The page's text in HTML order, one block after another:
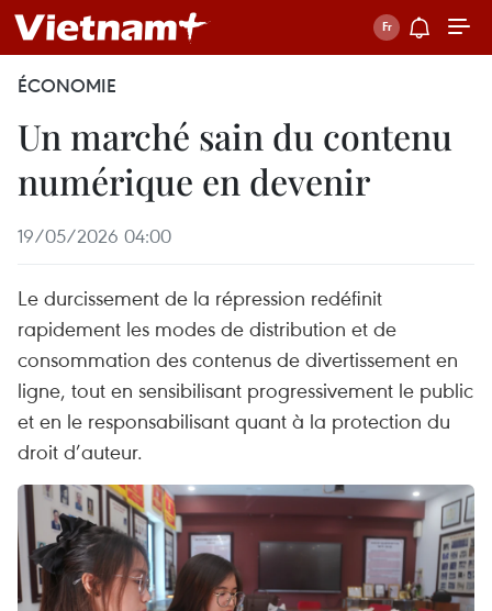
ÉCONOMIE
Un marché sain du contenu
numérique en devenir
19/05/2026 04:00
Le durcissement de la répression redéfinit
rapidement les modes de distribution et de
consommation des contenus de divertissement en
ligne, tout en sensibilisant progressivement le public
et en le responsabilisant quant à la protection du
droit d’auteur.